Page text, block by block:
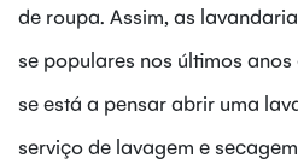
de roupa. Assim, as
se populares nos últimos
se está a pensar abrir uma
serviço de lavagem e